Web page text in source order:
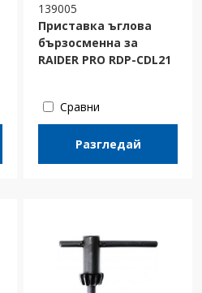
139005
Приставка ъглова
бързосменна за
RAIDER PRO RDP-CDL21
Сравни
Разгледай